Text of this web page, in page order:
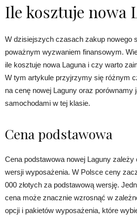
Ile kosztuje nowa
W dzisiejszych czasach zakup nowego
poważnym wyzwaniem finansowym.
ile kosztuje nowa Laguna i czy warto
W tym artykule przyjrzymy się różnym
na cenę nowej Laguny oraz porównamy
samochodami w tej klasie.
Cena podstawowa
Cena podstawowa nowej Laguny zależy
wersji wyposażenia. W Polsce ceny
000 złotych za podstawową wersję.
cena może znacznie wzrosnąć w
opcji i pakietów wyposażenia, które